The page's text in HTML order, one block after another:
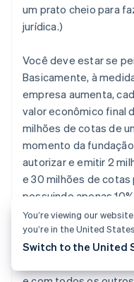
um prato cheio para
jurídica.)
Você deve estar se
Basicamente, à
empresa aumenta,
valor econômico final
milhões de cotas de
momento da
autorizar e emitir 2
e 30 milhões de
possuindo apenas
que você começou.
negócio bem-
mais, em números, do
You’re viewing our
you’re in the United States.
Switch to the United